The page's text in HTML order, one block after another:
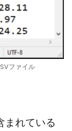
ファイル
まれている